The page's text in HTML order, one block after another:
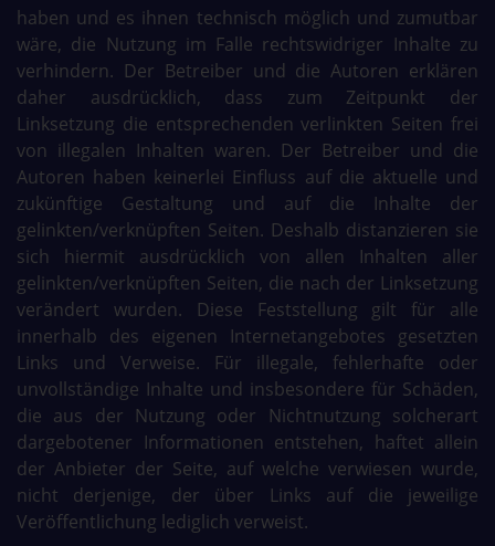
haben und es ihnen technisch möglich und zumutbar
wäre, die Nutzung im Falle rechtswidriger Inhalte zu
verhindern. Der Betreiber und die Autoren erklären
daher ausdrücklich, dass zum Zeitpunkt der
Linksetzung die entsprechenden verlinkten Seiten frei
von illegalen Inhalten waren. Der Betreiber und die
Autoren haben keinerlei Einfluss auf die aktuelle und
zukünftige Gestaltung und auf die Inhalte der
gelinkten/verknüpften Seiten. Deshalb distanzieren sie
sich hiermit ausdrücklich von allen Inhalten aller
gelinkten/verknüpften Seiten, die nach der Linksetzung
verändert wurden. Diese Feststellung gilt für alle
innerhalb des eigenen Internetangebotes gesetzten
Links und Verweise. Für illegale, fehlerhafte oder
unvollständige Inhalte und insbesondere für Schäden,
die aus der Nutzung oder Nichtnutzung solcherart
dargebotener Informationen entstehen, haftet allein
der Anbieter der Seite, auf welche verwiesen wurde,
nicht derjenige, der über Links auf die jeweilige
Veröffentlichung lediglich verweist.